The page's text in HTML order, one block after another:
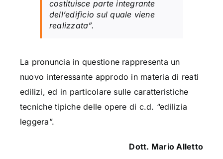
costituisce parte integrante
dell’edificio sul quale viene
realizzata”.
La pronuncia in questione rappresenta un
nuovo interessante approdo in materia di reati
edilizi, ed in particolare sulle caratteristiche
tecniche tipiche delle opere di c.d. “edilizia
leggera”.
Dott. Mario Alletto